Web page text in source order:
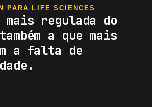
PARA LIFE SCIENCES
mais regulada do
a que mais
a falta de